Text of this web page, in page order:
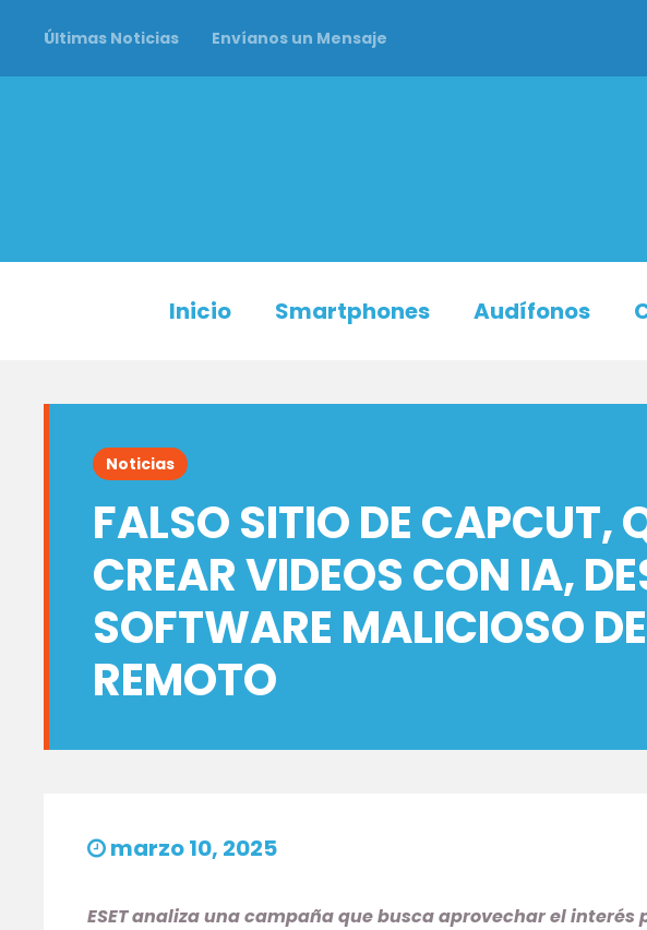
Últimas Noticias Envíanos un Mensaje
Inicio Smartphones Audífonos
Noticias
FALSO SITIO DE CAPCUT,
CREAR VIDEOS CON IA,
SOFTWARE MALICIOSO
REMOTO
marzo 10, 2025
ESET analiza una campaña que busca aprovechar el interés